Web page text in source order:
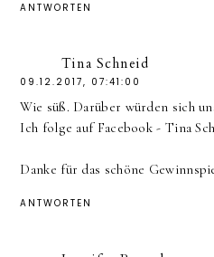
ANTWORTEN
Tina Schneid
09.12.2017, 07:41:00
Wie süß. Darüber würden sich
Ich folge auf Facebook - Tina
Danke für das schöne
ANTWORTEN